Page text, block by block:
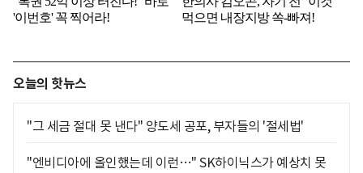
오늘의 핫뉴스
"그 세금 절대 못 낸다" 양도세 공포, 부자들의 '절세법'
"엔비디아에 올인했는데 이런…" SK하이닉스가 예상치 못